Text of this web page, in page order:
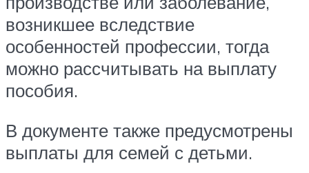
возникшее вследствие
особенностей профессии, тогда
можно рассчитывать на выплату
пособия.
В документе также предусмотрены
выплаты для семей с детьми.